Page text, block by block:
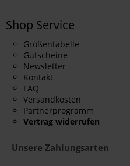
Shop Service
Größentabelle
Gutscheine
Newsletter
Kontakt
FAQ
Versandkosten
Partnerprogramm
Vertrag widerrufen
Unsere Zahlungsarten